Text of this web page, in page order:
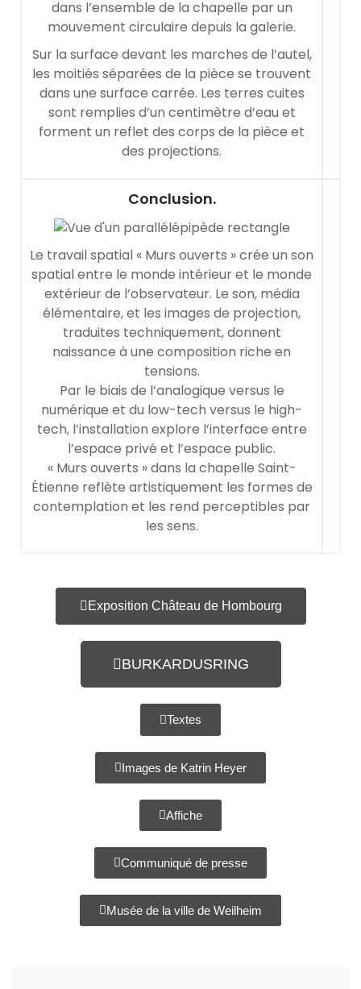
dans l’ensemble de la chapelle par un
mouvement circulaire depuis la galerie.
Sur la surface devant les marches de l’autel,
les moitiés séparées de la pièce se trouvent
dans une surface carrée. Les terres cuites
sont remplies d’un centimètre d’eau et
forment un reflet des corps de la pièce et
des projections.
Conclusion.
Le travail spatial « Murs ouverts » crée un son
spatial entre le monde intérieur et le monde
extérieur de l’observateur. Le son, média
élémentaire, et les images de projection,
traduites techniquement, donnent
naissance à une composition riche en
tensions.
Par le biais de l’analogique versus le
numérique et du low-tech versus le high-
tech, l’installation explore l’interface entre
l’espace privé et l’espace public.
« Murs ouverts » dans la chapelle Saint-
Étienne reflète artistiquement les formes de
contemplation et les rend perceptibles par
les sens.
Exposition Château de Hombourg
BURKARDUSRING
Textes
Images de Katrin Heyer
Affiche
Communiqué de presse
Musée de la ville de Weilheim